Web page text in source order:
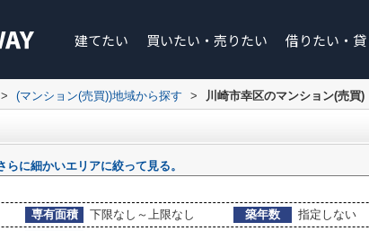
建てたい 買いたい・売りたい 借りたい・
> (マンション(売買))地域から探す > 川崎市幸区のマンション(売買)
に細かいエリアに絞って見る。
専有面積 下限なし～上限なし 築年数
指定しない